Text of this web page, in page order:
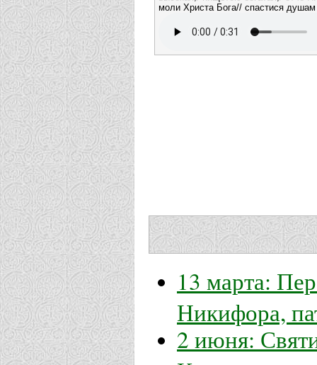
моли Христа Бога// спастися
13 марта:
Никифора,
2 июня: